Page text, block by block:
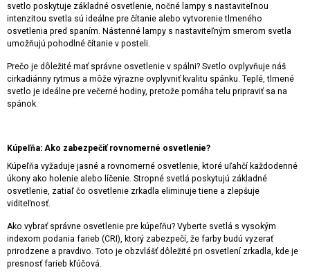
svetlo poskytuje základné osvetlenie, nočné lampy s nastaviteľnou
intenzitou svetla sú ideálne pre čítanie alebo vytvorenie tlmeného
osvetlenia pred spaním. Nástenné lampy s nastaviteľným smerom svetla
umožňujú pohodlné čítanie v posteli.
Prečo je dôležité mať správne osvetlenie v spálni? Svetlo ovplyvňuje náš
cirkadiánny rytmus a môže výrazne ovplyvniť kvalitu spánku. Teplé, tlmené
svetlo je ideálne pre večerné hodiny, pretože pomáha telu pripraviť sa na
spánok.
Kúpeľňa: Ako zabezpečiť rovnomerné osvetlenie?
Kúpeľňa vyžaduje jasné a rovnomerné osvetlenie, ktoré uľahčí každodenné
úkony ako holenie alebo líčenie. Stropné svetlá poskytujú základné
osvetlenie, zatiaľ čo osvetlenie zrkadla eliminuje tiene a zlepšuje
viditeľnosť.
Ako vybrať správne osvetlenie pre kúpeľňu? Vyberte svetlá s vysokým
indexom podania farieb (CRI), ktorý zabezpečí, že farby budú vyzerať
prirodzene a pravdivo. Toto je obzvlášť dôležité pri osvetlení zrkadla, kde je
presnosť farieb kľúčová.